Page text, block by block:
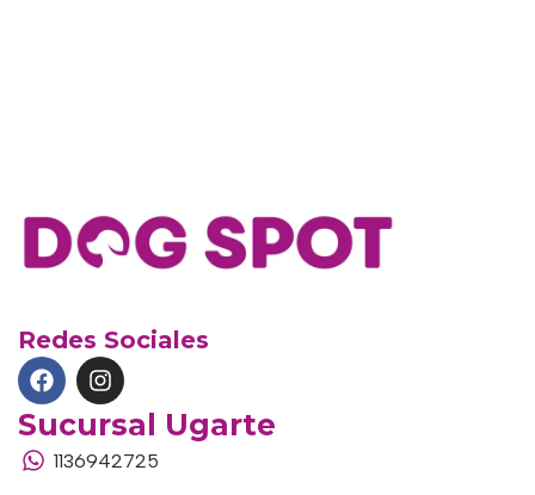
Redes Sociales
Sucursal Ugarte
1136942725